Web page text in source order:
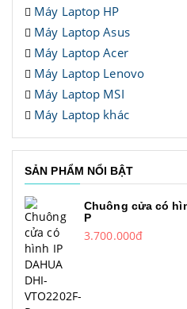
Máy Laptop HP
Máy Laptop Asus
Máy Laptop Acer
Máy Laptop Lenovo
Máy Laptop MSI
Máy Laptop khác
SẢN PHẨM NỔI BẬT
Chuông cửa có
P
3.700.000đ